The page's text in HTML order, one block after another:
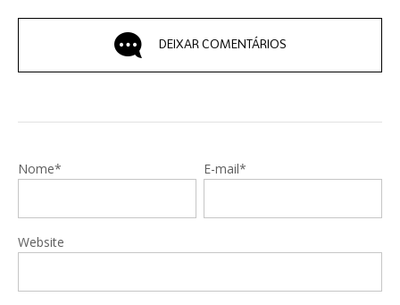
DEIXAR COMENTÁRIOS
Nome* E-mail*
Website